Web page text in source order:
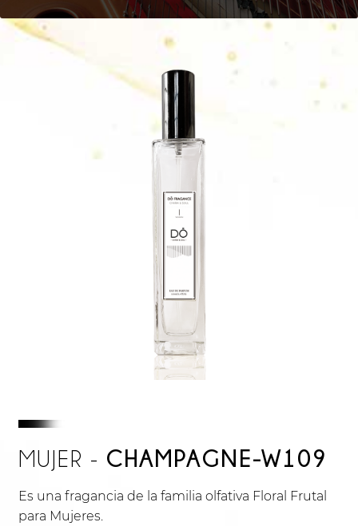
MUJER - CHAMPAGNE-W109
Es una fragancia de la familia olfativa Floral Frutal
para Mujeres.